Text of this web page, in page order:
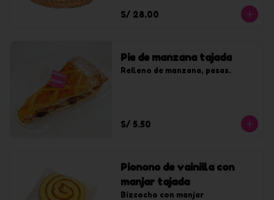
S/ 28.00
Pie de manzana tajada
Relleno de manzana, pasas.
S/ 5.50
Pionono de vainilla con
manjar tajada
Bizcocho con manjar